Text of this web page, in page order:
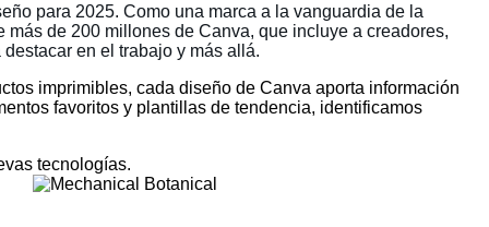
para 2025. Como una marca a la vanguardia de la
de 200 millones de Canva, que incluye a creadores,
en el trabajo y más allá.
imprimibles, cada diseño de Canva aporta información
favoritos y plantillas de tendencia, identificamos
tecnologías.